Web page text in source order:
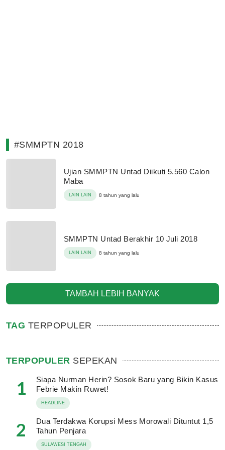
#SMMPTN 2018
Ujian SMMPTN Untad Diikuti 5.560 Calon
Maba
LAIN LAIN 8 tahun yang lalu
SMMPTN Untad Berakhir 10 Juli 2018
LAIN LAIN 8 tahun yang lalu
TAMBAH LEBIH BANYAK
TAG TERPOPULER
TERPOPULER SEPEKAN
1
Siapa Nurman Herin? Sosok Baru yang Bikin Kasus
Febrie Makin Ruwet!
HEADLINE
2
Dua Terdakwa Korupsi Mess Morowali Dituntut 1,5
Tahun Penjara
SULAWESI TENGAH